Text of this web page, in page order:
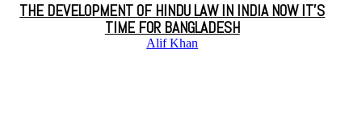
THE DEVELOPMENT OF HINDU LAW IN INDIA NOW IT’S
TIME FOR BANGLADESH
Alif Khan